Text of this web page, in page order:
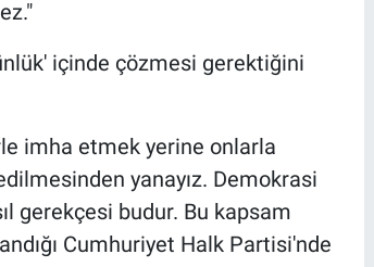
içinde çözmesi gerektiğini
imha etmek yerine onlarla
yanayız. Demokrasi
gerekçesi budur. Bu kapsam
Cumhuriyet Halk Partisi'nde